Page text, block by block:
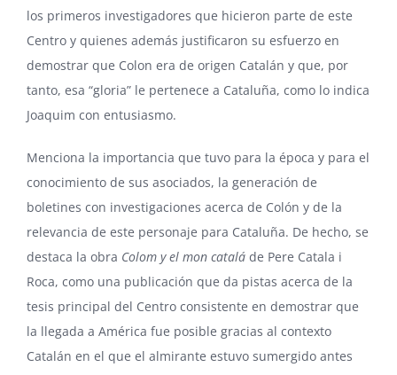
los primeros investigadores que hicieron parte de este
Centro y quienes además justificaron su esfuerzo en
demostrar que Colon era de origen Catalán y que, por
tanto, esa “gloria” le pertenece a Cataluña, como lo indica
Joaquim con entusiasmo.
Menciona la importancia que tuvo para la época y para el
conocimiento de sus asociados, la generación de
boletines con investigaciones acerca de Colón y de la
relevancia de este personaje para Cataluña. De hecho, se
destaca la obra Colom y el mon catalá de Pere Catala i
Roca, como una publicación que da pistas acerca de la
tesis principal del Centro consistente en demostrar que
la llegada a América fue posible gracias al contexto
Catalán en el que el almirante estuvo sumergido antes